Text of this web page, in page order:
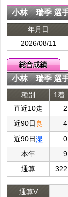
小林 瑞季 選
年月日
2026/08/11
小林 瑞季 選
種別 1着
直近10走
2
近90日 良 4
近90日湿 0
本年
9
通算
322
通算V